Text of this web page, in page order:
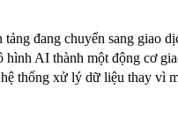
tảng đang chuyển sang giao
hình AI thành một động cơ
thống xử lý dữ liệu thay vì